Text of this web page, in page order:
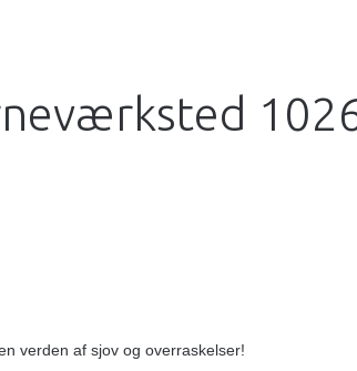
verden af sjov og overraskelser!